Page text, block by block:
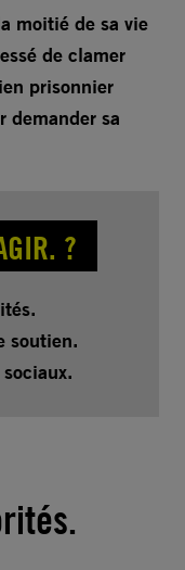
moitié de sa vie
de clamer
prisonnier
demander sa
?
soutien.